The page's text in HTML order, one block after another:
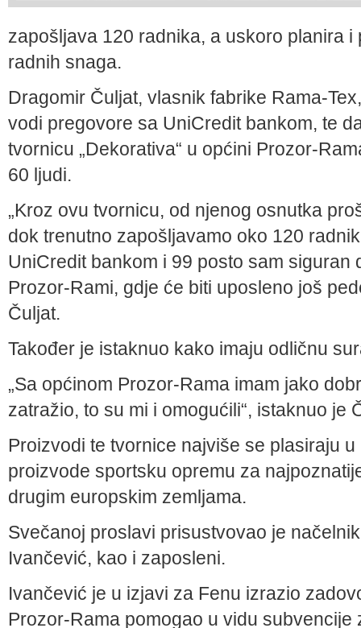
zapošljava 120 radnika, a uskoro planira
radnih snaga.
Dragomir Čuljat, vlasnik fabrike Rama-
vodi pregovore sa UniCredit bankom, te
tvornicu „Dekorativa“ u općini Prozor-
60 ljudi.
„Kroz ovu tvornicu, od njenog osnutka
dok trenutno zapošljavamo oko 120
UniCredit bankom i 99 posto sam siguran
Prozor-Rami, gdje će biti uposleno još
Čuljat.
Također je istaknuo kako imaju odličnu
„Sa općinom Prozor-Rama imam jako
zatražio, to su mi i omogućili“, istaknuo je
Proizvodi te tvornice najviše se plasiraju
proizvode sportsku opremu za
drugim europskim zemljama.
Svečanoj proslavi prisustvovao je
Ivančević, kao i zaposleni.
Ivančević je u izjavi za Fenu izrazio
Prozor-Rama pomogao u vidu subvencije